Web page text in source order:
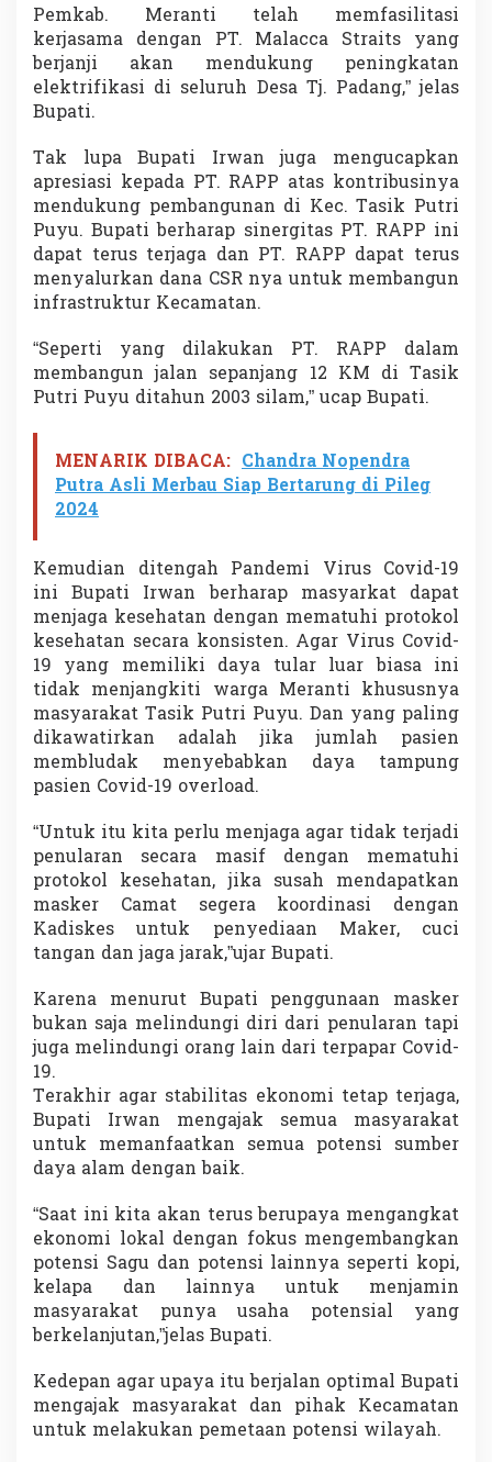
Pemkab. Meranti telah memfasilitasi
kerjasama dengan PT. Malacca Straits yang
berjanji akan mendukung peningkatan
elektrifikasi di seluruh Desa Tj. Padang,” jelas
Bupati.
Tak lupa Bupati Irwan juga mengucapkan
apresiasi kepada PT. RAPP atas kontribusinya
mendukung pembangunan di Kec. Tasik Putri
Puyu. Bupati berharap sinergitas PT. RAPP ini
dapat terus terjaga dan PT. RAPP dapat terus
menyalurkan dana CSR nya untuk membangun
infrastruktur Kecamatan.
“Seperti yang dilakukan PT. RAPP dalam
membangun jalan sepanjang 12 KM di Tasik
Putri Puyu ditahun 2003 silam,” ucap Bupati.
MENARIK DIBACA: Chandra Nopendra
Putra Asli Merbau Siap Bertarung di Pileg
2024
Kemudian ditengah Pandemi Virus Covid-19
ini Bupati Irwan berharap masyarkat dapat
menjaga kesehatan dengan mematuhi protokol
kesehatan secara konsisten. Agar Virus Covid-
19 yang memiliki daya tular luar biasa ini
tidak menjangkiti warga Meranti khususnya
masyarakat Tasik Putri Puyu. Dan yang paling
dikawatirkan adalah jika jumlah pasien
membludak menyebabkan daya tampung
pasien Covid-19 overload.
“Untuk itu kita perlu menjaga agar tidak terjadi
penularan secara masif dengan mematuhi
protokol kesehatan, jika susah mendapatkan
masker Camat segera koordinasi dengan
Kadiskes untuk penyediaan Maker, cuci
tangan dan jaga jarak,”ujar Bupati.
Karena menurut Bupati penggunaan masker
bukan saja melindungi diri dari penularan tapi
juga melindungi orang lain dari terpapar Covid-
19.
Terakhir agar stabilitas ekonomi tetap terjaga,
Bupati Irwan mengajak semua masyarakat
untuk memanfaatkan semua potensi sumber
daya alam dengan baik.
“Saat ini kita akan terus berupaya mengangkat
ekonomi lokal dengan fokus mengembangkan
potensi Sagu dan potensi lainnya seperti kopi,
kelapa dan lainnya untuk menjamin
masyarakat punya usaha potensial yang
berkelanjutan,”jelas Bupati.
Kedepan agar upaya itu berjalan optimal Bupati
mengajak masyarakat dan pihak Kecamatan
untuk melakukan pemetaan potensi wilayah.